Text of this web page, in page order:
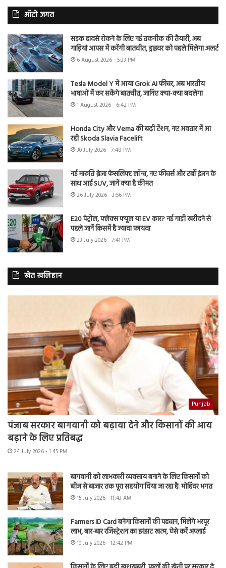
ऑटो जगत
सड़क हादसे रोकने के लिए नई तकनीक की तैयारी, अब
गाड़ियां आपस में करेंगी बातचीत, ड्राइवर को पहले मिलेगा अलर्ट
6 August 2026 - 5:33 PM
Tesla Model Y में आया Grok AI फीचर, अब भारतीय
भाषाओं में कर सकेंगे बातचीत, जानिए क्या-क्या बदलेगा
1 August 2026 - 6:42 PM
Honda City और Verna की बढ़ी टेंशन, नए अवतार में आ
रही Skoda Slavia Facelift
30 July 2026 - 7:48 PM
नई मारुति ब्रेजा फेसलिफ्ट लॉन्च, नए फीचर्स और टर्बो इंजन के
साथ आई SUV, जानें क्या है कीमत
26 July 2026 - 3:56 PM
E20 पेट्रोल, फ्लेक्स फ्यूल या EV कार? नई गाड़ी खरीदने से
पहले जानें किसमें है ज्यादा फायदा
23 July 2026 - 7:41 PM
खेत खलिहान
Punjab
पंजाब सरकार बागवानी को बढ़ावा देने और किसानों की आय
बढ़ाने के लिए प्रतिबद्ध
24 July 2026 - 1:45 PM
बागवानी को लाभकारी व्यवसाय बनाने के लिए किसानों को
बीज से बाजार तक पूरा सहयोग दिया जा रहा है: मोहिंदर भगत
15 July 2026 - 11:43 AM
Farmers ID Card बनेगा किसानों की पहचान, मिलेंगे भरपूर
लाभ, बार-बार रजिस्ट्रेशन का झंझट खत्म, ऐसे करें अप्लाई
10 July 2026 - 12:42 PM